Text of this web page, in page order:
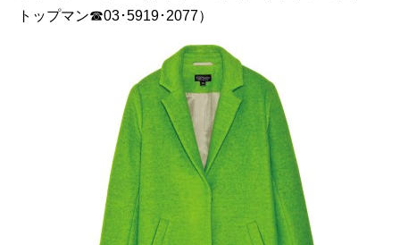
トップマン☎03･5919･2077）